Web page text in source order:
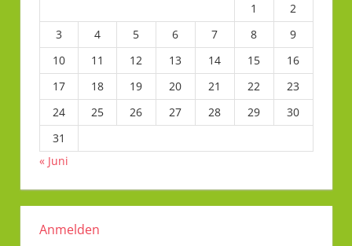
1
2
3
4 5 6 7 8
9
10
11 12 13 14 15
16
17
18 19 20 21 22
23
24
25 26 27 28 29
30
31
« Juni
Anmelden